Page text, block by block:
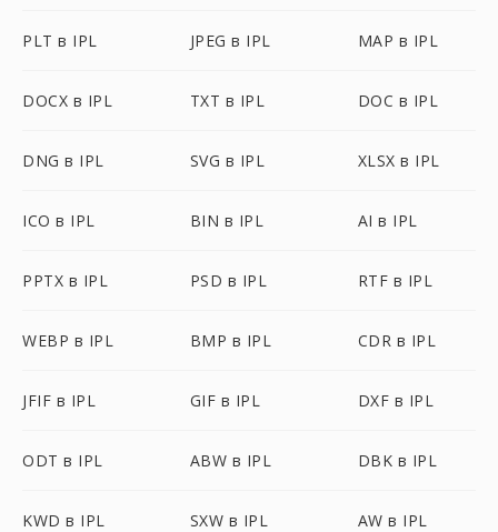
PLT в IPL JPEG в IPL MAP в IPL
DOCX в IPL TXT в IPL DOC в IPL
DNG в IPL SVG в IPL XLSX в IPL
ICO в IPL BIN в IPL AI в IPL
PPTX в IPL PSD в IPL RTF в IPL
WEBP в IPL BMP в IPL CDR в IPL
JFIF в IPL GIF в IPL DXF в IPL
ODT в IPL ABW в IPL DBK в IPL
KWD в IPL SXW в IPL AW в IPL